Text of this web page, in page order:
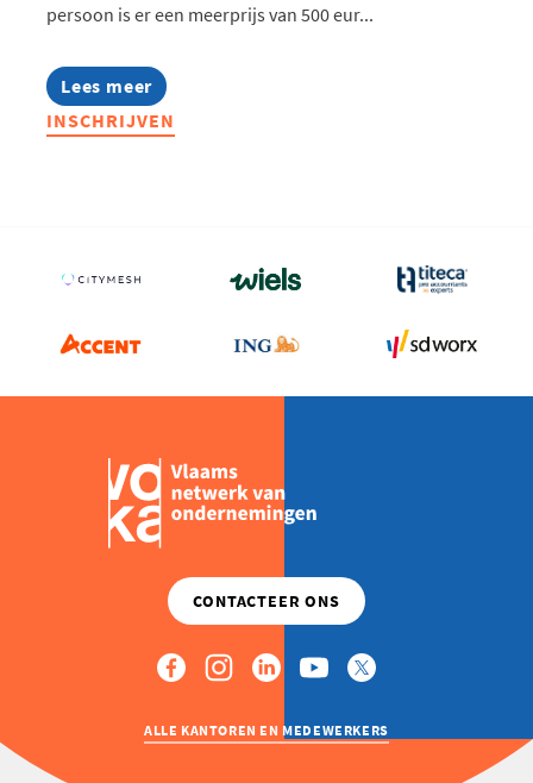
persoon is er een meerprijs van 500 eur...
Lees meer
about
Familio
2026:
vlotte
INSCHRIJVEN
ALLE KANTOREN EN MEDEWERKERS